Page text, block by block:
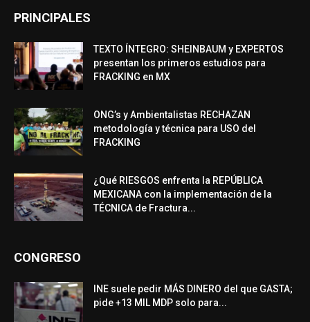
PRINCIPALES
TEXTO ÍNTEGRO: SHEINBAUM y EXPERTOS
presentan los primeros estudios para
FRACKING en MX
ONG’s y Ambientalistas RECHAZAN
metodología y técnica para USO del
FRACKING
¿Qué RIESGOS enfrenta la REPÚBLICA
MEXICANA con la implementación de la
TÉCNICA de Fractura...
CONGRESO
INE suele pedir MÁS DINERO del que GASTA;
pide +13 MIL MDP solo para...